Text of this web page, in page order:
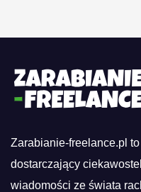
Zarabianie-freelance.pl
dostarczający
wiadomości ze świata